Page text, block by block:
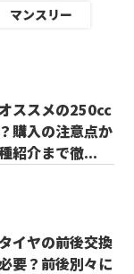
マンスリー
ススメの250cc
購入の注意点か
紹介まで徹...
イヤの前後交換
要？前後別々に